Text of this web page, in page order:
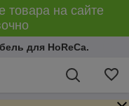
товара на сайте
для HoReCa.